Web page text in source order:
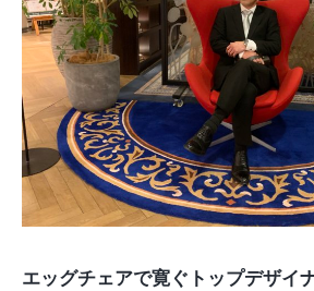
VISIT
モデルルーム
イベント
ABOUT
会社概要
採用情報
スタッフ紹介
お知らせ
エッグチェアで寛ぐトップデザイ